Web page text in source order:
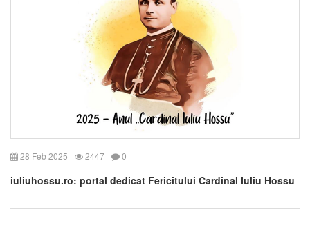
28 Feb 2025 2447 0
iuliuhossu.ro: portal dedicat Fericitului Cardinal Iuliu Hossu